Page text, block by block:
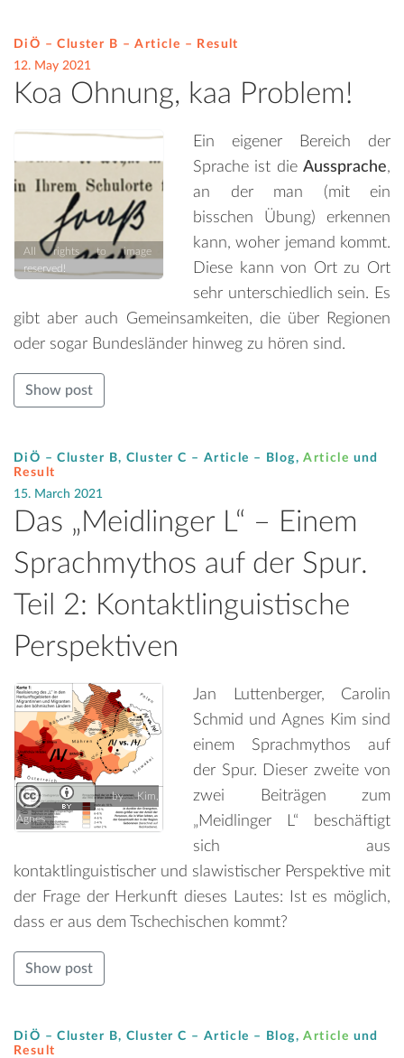
DiÖ – Cluster B – Article –
Result
12. May 2021
Koa Ohnung, kaa Problem!
All rights to image
reserved!
Ein eigener Bereich der
Sprache ist die Aussprache,
an der man (mit ein
bisschen Übung) erkennen
kann, woher jemand kommt.
Diese kann von Ort zu Ort
sehr unterschiedlich sein. Es
gibt aber auch Gemeinsamkeiten, die über Regionen
oder sogar Bundesländer hinweg zu hören sind.
Show post
DiÖ – Cluster B, Cluster C – Article – Blog,Article und
Result
15. March 2021
Das „Meidlinger L“ – Einem
Sprachmythos auf der Spur.
Teil 2: Kontaktlinguistische
Perspektiven
by Kim,
Agnes
Jan Luttenberger, Carolin
Schmid und Agnes Kim sind
einem Sprachmythos auf
der Spur. Dieser zweite von
zwei Beiträgen zum
„Meidlinger L“ beschäftigt
sich aus
kontaktlinguistischer und slawistischer Perspektive mit
der Frage der Herkunft dieses Lautes: Ist es möglich,
dass er aus dem Tschechischen kommt?
Show post
DiÖ – Cluster B, Cluster C – Article – Blog,Article und
Result